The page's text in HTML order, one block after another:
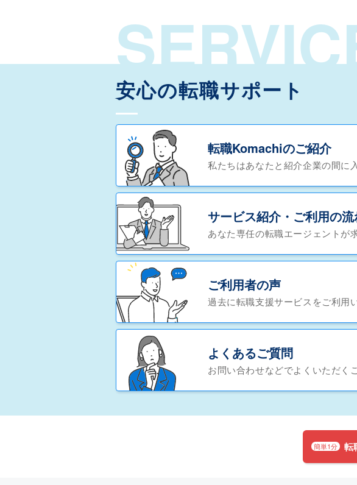
安心の転職サポート
転職Komachiのご紹介
私たちはあなたと紹介企業の間に
サービス紹介・ご利用の
あなた専任の転職エージェントが
ご利用者の声
過去に転職支援サービスをご利用
よくあるご質問
お問い合わせなどでよくいただく
簡単1分 転